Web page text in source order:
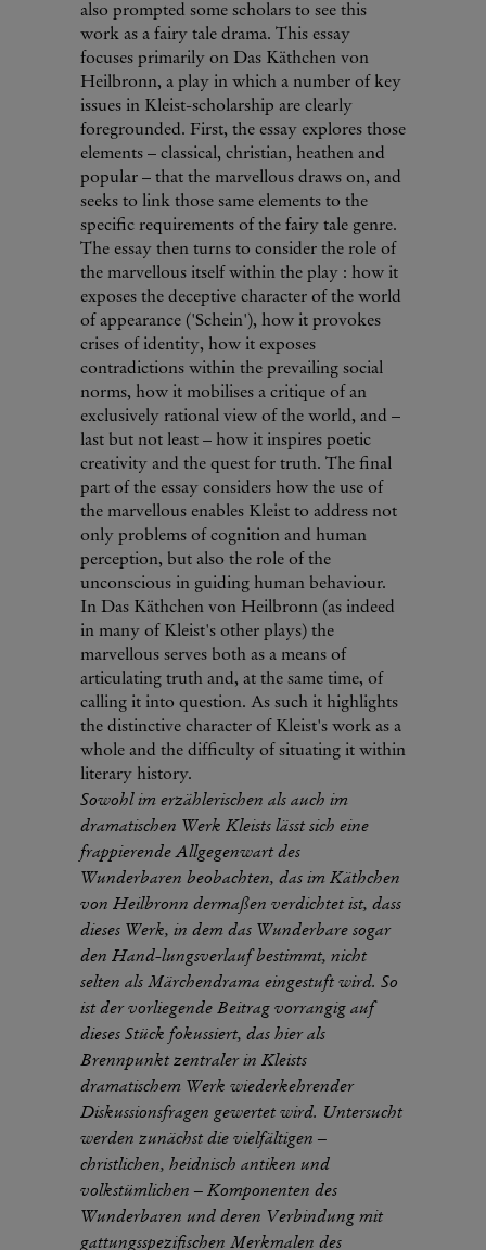
also prompted some scholars to see this
work as a fairy tale drama. This essay
focuses primarily on Das Käthchen von
Heilbronn, a play in which a number of key
issues in Kleist-scholarship are clearly
foregrounded. First, the essay explores those
elements – classical, christian, heathen and
popular – that the marvellous draws on, and
seeks to link those same elements to the
specific requirements of the fairy tale genre.
The essay then turns to consider the role of
the marvellous itself within the play : how it
exposes the deceptive character of the world
of appearance ('Schein'), how it provokes
crises of identity, how it exposes
contradictions within the prevailing social
norms, how it mobilises a critique of an
exclusively rational view of the world, and –
last but not least – how it inspires poetic
creativity and the quest for truth. The final
part of the essay considers how the use of
the marvellous enables Kleist to address not
only problems of cognition and human
perception, but also the role of the
unconscious in guiding human behaviour.
In Das Käthchen von Heilbronn (as indeed
in many of Kleist's other plays) the
marvellous serves both as a means of
articulating truth and, at the same time, of
calling it into question. As such it highlights
the distinctive character of Kleist's work as a
whole and the difficulty of situating it within
literary history.
Sowohl im erzählerischen als auch im
dramatischen Werk Kleists lässt sich eine
frappierende Allgegenwart des
Wunderbaren beobachten, das im Käthchen
von Heilbronn dermaßen verdichtet ist, dass
dieses Werk, in dem das Wunderbare sogar
den Hand-lungsverlauf bestimmt, nicht
selten als Märchendrama eingestuft wird. So
ist der vorliegende Beitrag vorrangig auf
dieses Stück fokussiert, das hier als
Brennpunkt zentraler in Kleists
dramatischem Werk wiederkehrender
Diskussionsfragen gewertet wird. Untersucht
werden zunächst die vielfältigen –
christlichen, heidnisch antiken und
volkstümlichen – Komponenten des
Wunderbaren und deren Verbindung mit
gattungsspezifischen Merkmalen des